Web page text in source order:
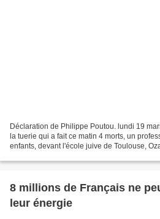
Déclaration de Philippe Poutou. lundi 19
la tuerie qui a fait ce matin 4 morts, un
enfants, devant l'école juive de Toulouse,
8 millions de Français ne
leur énergie